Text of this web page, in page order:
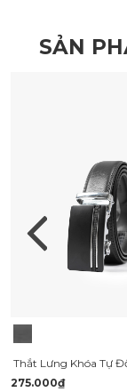
SẢN
Thắt Lưng Khóa Tự
275.000₫